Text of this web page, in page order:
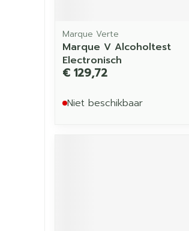
Marque Verte
Marque V Alcoholtest
Electronisch
€ 129,72
Niet beschikbaar